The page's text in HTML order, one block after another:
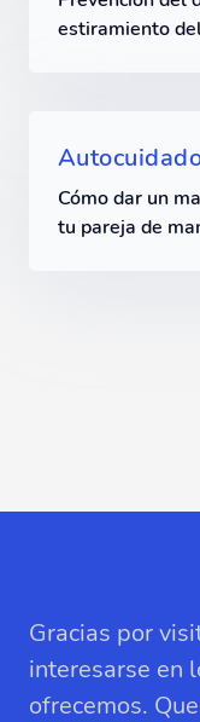
estiramiento
Cómo dar un
tu pareja de
Gracias por
interesarse en
ofrecemos.